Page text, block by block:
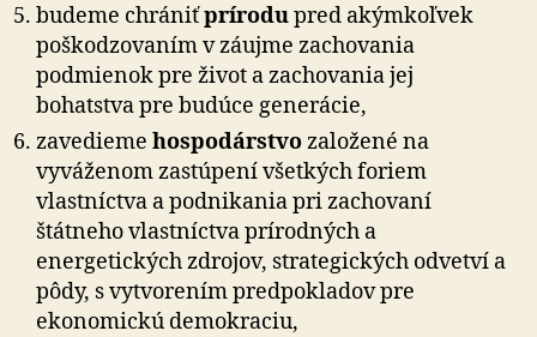
budeme chrániťprírodupred akýmkoľvek
poškodzovaním v záujme zachovania
podmienok pre život a zachovania jej
bohatstva pre budúce generácie,
zavedieme hospodárstvozaložené na
vyváženom zastúpení všetkých foriem
vlastníctva a podnikania pri zachovaní
štátneho vlastníctva prírodných a
energetických zdrojov, strategických odvetví a
pôdy, s vytvorením predpokladov pre
ekonomickú demokraciu,